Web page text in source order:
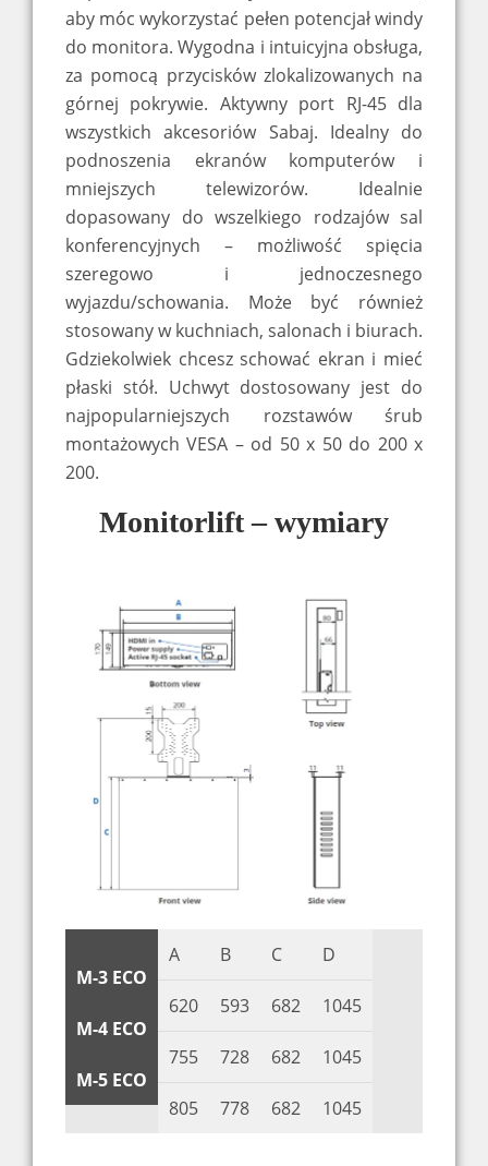
aby móc wykorzystać pełen potencjał windy
do monitora. Wygodna i intuicyjna obsługa,
za pomocą przycisków zlokalizowanych na
górnej pokrywie. Aktywny port RJ-45 dla
wszystkich akcesoriów Sabaj. Idealny do
podnoszenia ekranów komputerów i
mniejszych telewizorów. Idealnie
dopasowany do wszelkiego rodzajów sal
konferencyjnych – możliwość spięcia
szeregowo i jednoczesnego
wyjazdu/schowania. Może być również
stosowany w kuchniach, salonach i biurach.
Gdziekolwiek chcesz schować ekran i mieć
płaski stół. Uchwyt dostosowany jest do
najpopularniejszych rozstawów śrub
montażowych VESA – od 50 x 50 do 200 x
200.
Monitorlift – wymiary
M-3 ECO
M-4 ECO
M-5 ECO
A
620
755
805
B
593
728
778
C
682
682
682
D
1045
1045
1045